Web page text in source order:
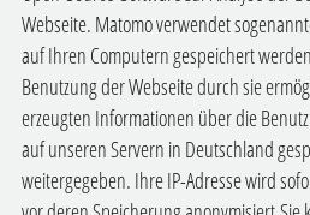
Webseite. Matomo verwendet
auf Ihren Computern gespeichert
Benutzung der Webseite durch sie
erzeugten Informationen über die
auf unseren Servern in Deutschland
weitergegeben. Ihre IP-Adresse wird